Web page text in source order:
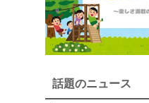
話題のニュース